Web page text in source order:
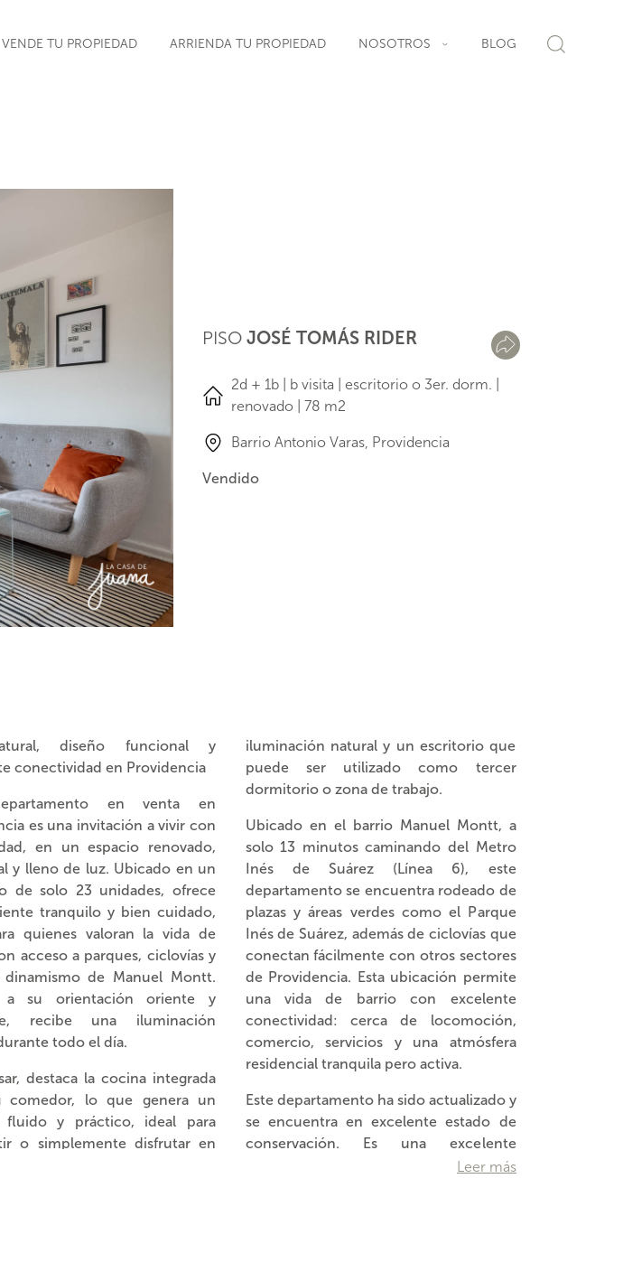
VENDE TU PROPIEDAD ARRIENDA TU PROPIEDAD NOSOTROS BLOG
PISO JOSÉ TOMÁS RIDER
2d + 1b | b visita | escritorio o 3er. dorm. |
renovado | 78 m2
Barrio Antonio Varas, Providencia
Vendido
diseño funcional y
conectividad en Providencia
en venta en
es una invitación a vivir con
en un espacio renovado,
y lleno de luz. Ubicado en un
de solo 23 unidades, ofrece
tranquilo y bien cuidado,
quienes valoran la vida de
acceso a parques, ciclovías y
de Manuel Montt.
a su orientación oriente y
recibe una iluminación
todo el día.
destaca la cocina integrada
comedor, lo que genera un
fluido y práctico, ideal para
o simplemente disfrutar en
iluminación natural y un escritorio que
puede ser utilizado como tercer
dormitorio o zona de trabajo.
Ubicado en el barrio Manuel Montt, a
solo 13 minutos caminando del Metro
Inés de Suárez (Línea 6), este
departamento se encuentra rodeado de
plazas y áreas verdes como el Parque
Inés de Suárez, además de ciclovías que
conectan fácilmente con otros sectores
de Providencia. Esta ubicación permite
una vida de barrio con excelente
conectividad: cerca de locomoción,
comercio, servicios y una atmósfera
residencial tranquila pero activa.
Este departamento ha sido actualizado y
se encuentra en excelente estado de
conservación. Es una excelente
Leer más